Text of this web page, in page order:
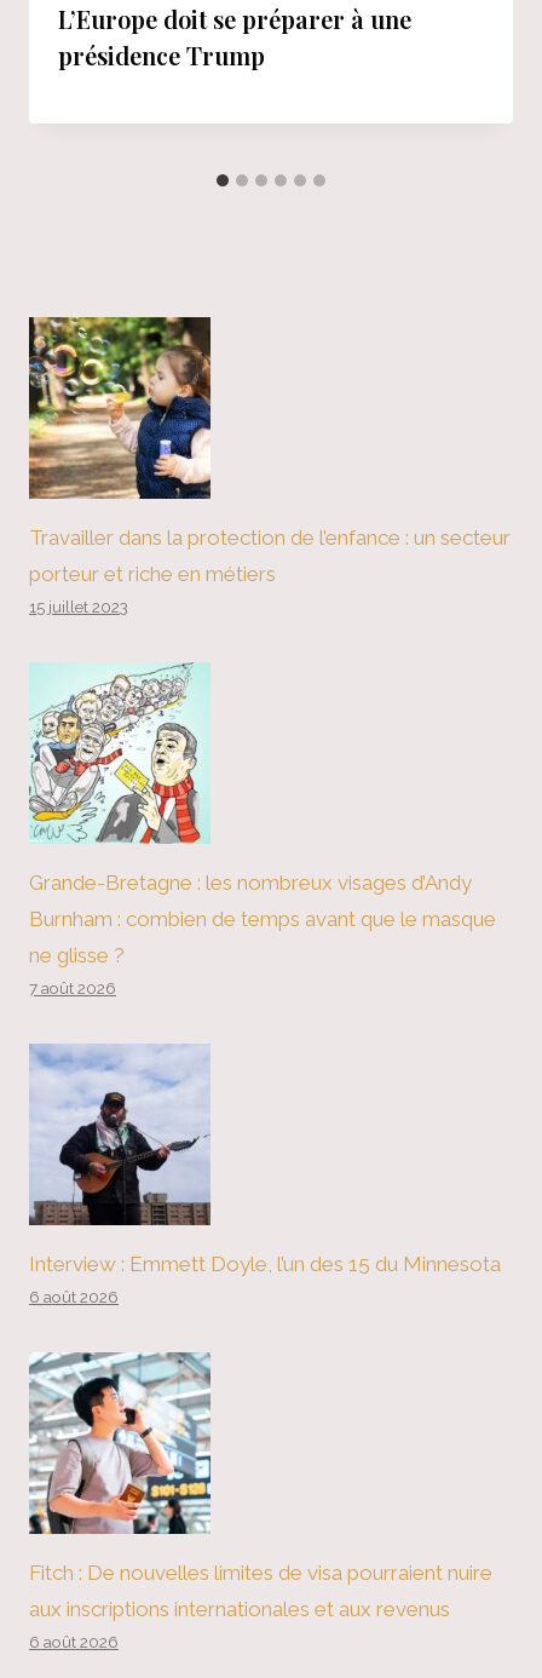
L’Europe doit se préparer à une
présidence Trump
Travailler dans la protection de l’enfance : un secteur
porteur et riche en métiers
15 juillet 2023
Grande-Bretagne : les nombreux visages d’Andy
Burnham : combien de temps avant que le masque
ne glisse ?
7 août 2026
Interview : Emmett Doyle, l’un des 15 du Minnesota
6 août 2026
Fitch : De nouvelles limites de visa pourraient nuire
aux inscriptions internationales et aux revenus
6 août 2026